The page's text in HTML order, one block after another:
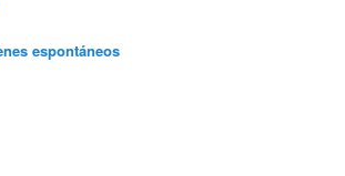
espontáneos